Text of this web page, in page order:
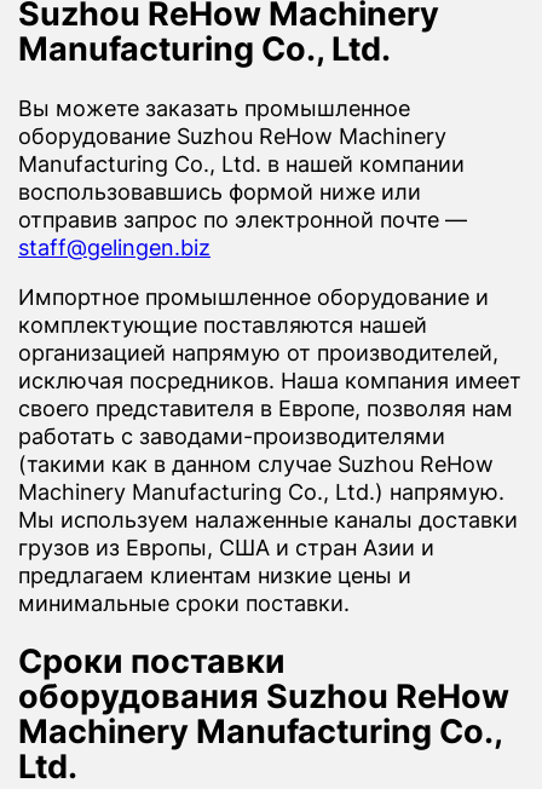
Suzhou ReHow Machinery
Manufacturing Co., Ltd.
Вы можете заказать промышленное
оборудование Suzhou ReHow Machinery
Manufacturing Co., Ltd. в нашей компании
воспользовавшись формой ниже или
отправив запрос по электронной почте —
staff@gelingen.biz
Импортное промышленное оборудование и
комплектующие поставляются нашей
организацией напрямую от производителей,
исключая посредников. Наша компания имеет
своего представителя в Европе, позволяя нам
работать с заводами-производителями
(такими как в данном случае Suzhou ReHow
Machinery Manufacturing Co., Ltd.) напрямую.
Мы используем налаженные каналы доставки
грузов из Европы, США и стран Азии и
предлагаем клиентам низкие цены и
минимальные сроки поставки.
Сроки поставки
оборудования Suzhou ReHow
Machinery Manufacturing Co.,
Ltd.